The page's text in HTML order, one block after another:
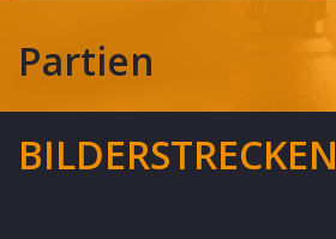
Partien
BILDERSTRECKEN